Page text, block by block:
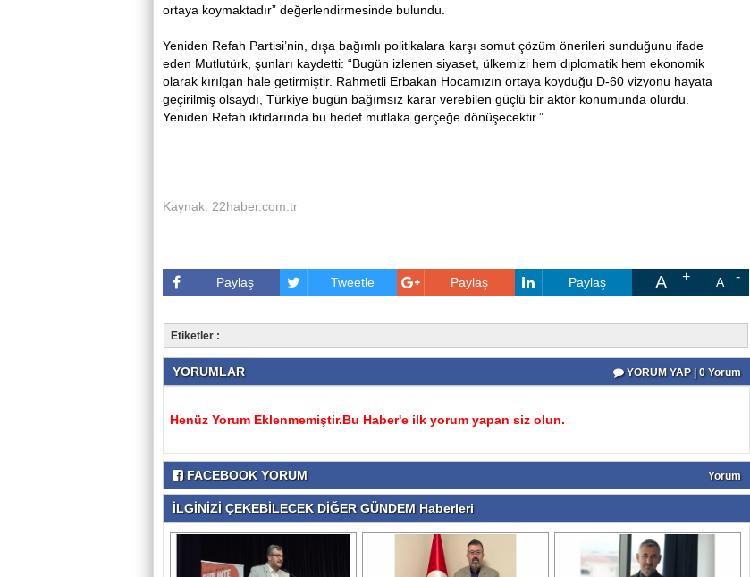
ortaya koymaktadır” değerlendirmesinde bulundu.
Yeniden Refah Partisi’nin, dışa bağımlı politikalara karşı somut çözüm önerileri sunduğunu ifade
eden Mutlutürk, şunları kaydetti: “Bugün izlenen siyaset, ülkemizi hem diplomatik hem ekonomik
olarak kırılgan hale getirmiştir. Rahmetli Erbakan Hocamızın ortaya koyduğu D-60 vizyonu hayata
geçirilmiş olsaydı, Türkiye bugün bağımsız karar verebilen güçlü bir aktör konumunda olurdu.
Yeniden Refah iktidarında bu hedef mutlaka gerçeğe dönüşecektir.”
Kaynak: 22haber.com.tr
Paylaş Tweetle Paylaş Paylaş A A
Etiketler :
YORUMLAR YORUM YAP | 0 Yorum
Henüz Yorum Eklenmemiştir.Bu Haber'e ilk yorum yapan siz olun.
FACEBOOK YORUM Yorum
İLGİNİZİ ÇEKEBİLECEK DİĞER GÜNDEM Haberleri